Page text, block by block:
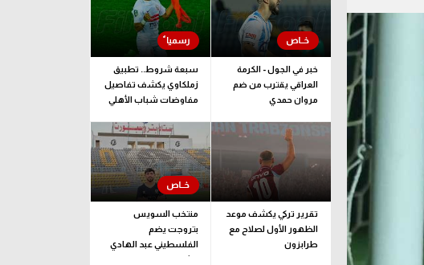
آسيا
خبر في الجول - الكرمة
العراقي يقترب من ضم
مروان حمدي
سبعة شروط.. تطبيق
زملكاوي يكشف تفاصيل
مفاوضات شباب الأهلي
تقرير تركي يكشف موعد
الظهور الأول لصلاح مع
طرابزون
منتخب السويس
بتروجت يضم
الفلسطيني عبد الهادي
راشد